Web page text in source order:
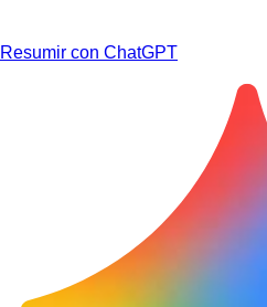
Resumir con ChatGPT